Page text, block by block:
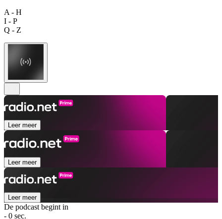
A - H
I - P
Q - Z
Leer meer
Leer meer
Leer meer
De podcast begint in
- 0 sec.